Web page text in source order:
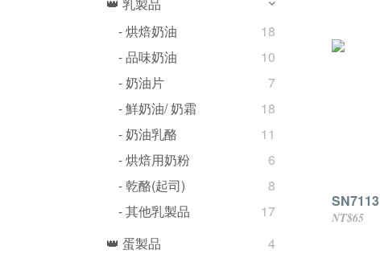
👑 乳製品
- 烘焙奶油
18
- 品味奶油
10
- 奶油片
7
- 鮮奶油/ 奶霜
18
- 奶油乳酪
11
- 烘焙用奶粉
6
- 乾酪(起司)
8
- 其他乳製品
17
👑 蛋製品
4
SN7113
NT$65